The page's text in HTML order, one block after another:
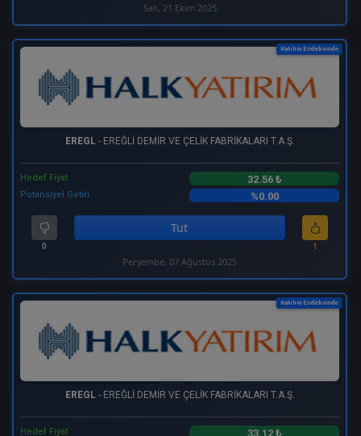
Salı, 21 Ekim 2025
Katılım Endeksinde
EREGL- EREĞLİ DEMİR VE ÇELİK FABRİKALARI T.A.Ş.
Hedef Fiyat 32.56 ₺
Potansiyel Getiri %0.00
0
Tut
1
Perşembe, 07 Ağustos 2025
Katılım Endeksinde
EREGL- EREĞLİ DEMİR VE ÇELİK FABRİKALARI T.A.Ş.
Hedef Fiyat 33.12 ₺